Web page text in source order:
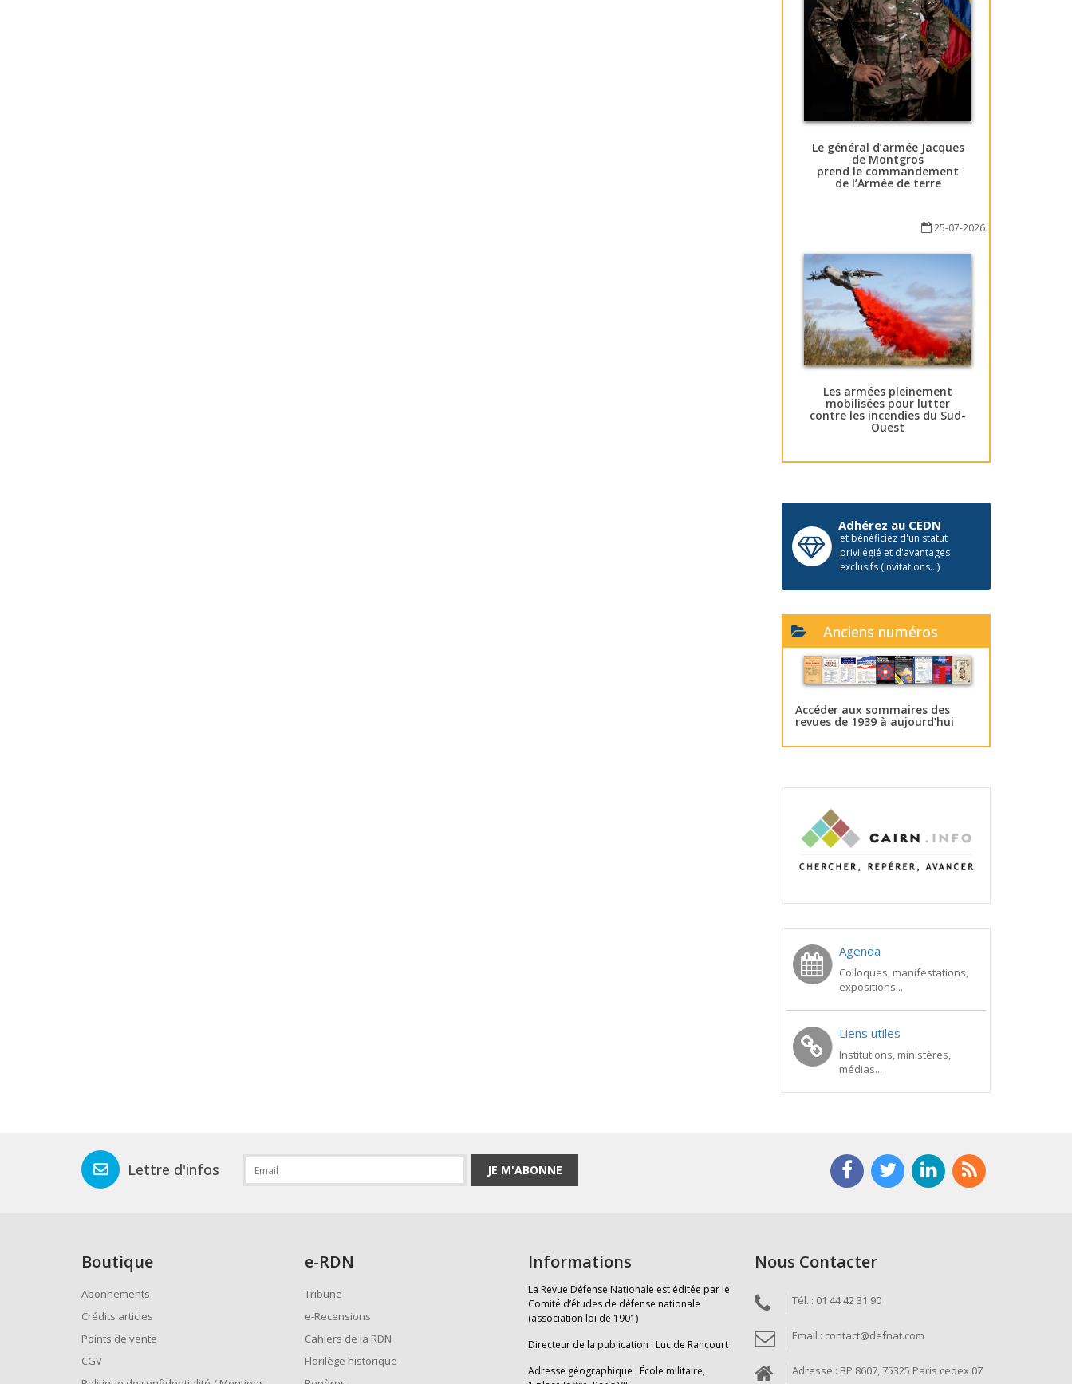
Le général d’armée Jacques
de Montgros
prend le commandement
de l’Armée de terre
25-07-2026
Les armées pleinement
mobilisées pour lutter
contre les incendies du Sud-
Ouest
Adhérez au CEDN
et bénéficiez d'un statut
privilégié et d'avantages
exclusifs (invitations...)
Anciens numéros
Accéder aux sommaires des
revues de 1939 à aujourd’hui
Agenda
Colloques, manifestations,
expositions...
Liens utiles
Institutions, ministères,
médias...
Lettre d'infos JE M'ABONNE
Boutique
Abonnements
Crédits articles
Points de vente
CGV
e-RDN
Tribune
e-Recensions
Cahiers de la RDN
Florilège historique
Informations
La Revue Défense Nationale est éditée par le
Comité d’études de défense nationale
(association loi de 1901)
Directeur de la publication : Luc de Rancourt
Adresse géographique : École militaire,
Nous Contacter
Tél. : 01 44 42 31 90
Email : contact@defnat.com
Adresse : BP 8607, 75325 Paris cedex 07